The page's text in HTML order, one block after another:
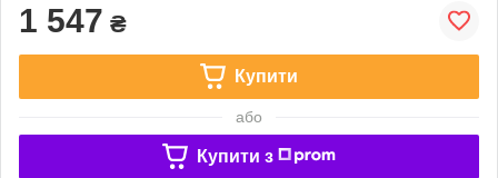
1 547 ₴
Купити
або
Купити з